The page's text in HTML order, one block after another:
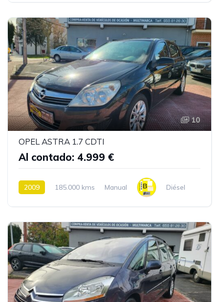
10
OPEL ASTRA 1.7 CDTI
Al contado: 4.999 €
2009 185.000 kms Manual Diésel